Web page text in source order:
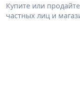
Купите или
частных лиц и